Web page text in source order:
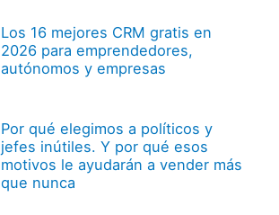
Los 16 mejores CRM gratis en
2026 para emprendedores,
autónomos y empresas
Por qué elegimos a políticos y
jefes inútiles. Y por qué esos
motivos le ayudarán a vender más
que nunca